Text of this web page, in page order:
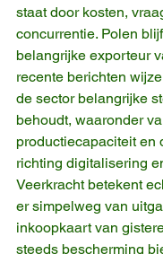
staat door kosten,
concurrentie. Polen
belangrijke exporteur
recente berichten
de sector belangrijke
behoudt, waaronder
productiecapaciteit en
richting digitalisering
Veerkracht betekent
er simpelweg van
inkoopkaart van
steeds bescherming